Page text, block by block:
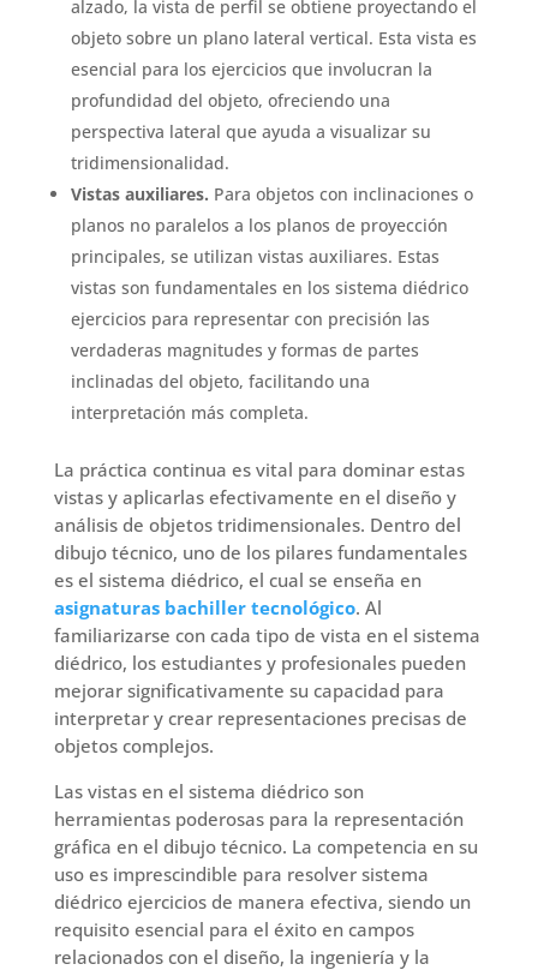
alzado, la vista de perfil se obtiene proyectando el
objeto sobre un plano lateral vertical. Esta vista es
esencial para los ejercicios que involucran la
profundidad del objeto, ofreciendo una
perspectiva lateral que ayuda a visualizar su
tridimensionalidad.
Vistas auxiliares. Para objetos con inclinaciones o
planos no paralelos a los planos de proyección
principales, se utilizan vistas auxiliares. Estas
vistas son fundamentales en los sistema diédrico
ejercicios para representar con precisión las
verdaderas magnitudes y formas de partes
inclinadas del objeto, facilitando una
interpretación más completa.
La práctica continua es vital para dominar estas
vistas y aplicarlas efectivamente en el diseño y
análisis de objetos tridimensionales. Dentro del
dibujo técnico, uno de los pilares fundamentales
es el sistema diédrico, el cual se enseña en
asignaturas bachiller tecnológico. Al
familiarizarse con cada tipo de vista en el sistema
diédrico, los estudiantes y profesionales pueden
mejorar significativamente su capacidad para
interpretar y crear representaciones precisas de
objetos complejos.
Las vistas en el sistema diédrico son
herramientas poderosas para la representación
gráfica en el dibujo técnico. La competencia en su
uso es imprescindible para resolver sistema
diédrico ejercicios de manera efectiva, siendo un
requisito esencial para el éxito en campos
relacionados con el diseño, la ingeniería y la